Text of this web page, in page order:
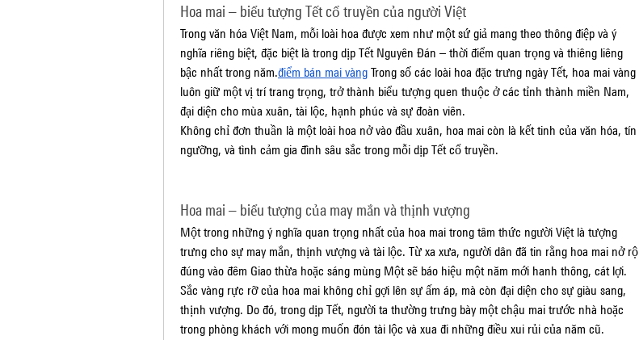
Hoa mai – biểu tượng Tết cổ truyền của người Việt
Trong văn hóa Việt Nam, mỗi loài hoa được xem như một sứ giả mang theo thông điệp và ý
nghĩa riêng biệt, đặc biệt là trong dịp Tết Nguyên Đán – thời điểm quan trọng và thiêng liêng
bậc nhất trong năm.điểm bán mai vàng Trong số các loài hoa đặc trưng ngày Tết, hoa mai vàng
luôn giữ một vị trí trang trọng, trở thành biểu tượng quen thuộc ở các tỉnh thành miền Nam,
đại diện cho mùa xuân, tài lộc, hạnh phúc và sự đoàn viên.
Không chỉ đơn thuần là một loài hoa nở vào đầu xuân, hoa mai còn là kết tinh của văn hóa, tín
ngưỡng, và tình cảm gia đình sâu sắc trong mỗi dịp Tết cổ truyền.
Hoa mai – biểu tượng của may mắn và thịnh vượng
Một trong những ý nghĩa quan trọng nhất của hoa mai trong tâm thức người Việt là tượng
trưng cho sự may mắn, thịnh vượng và tài lộc. Từ xa xưa, người dân đã tin rằng hoa mai nở rộ
đúng vào đêm Giao thừa hoặc sáng mùng Một sẽ báo hiệu một năm mới hanh thông, cát lợi.
Sắc vàng rực rỡ của hoa mai không chỉ gợi lên sự ấm áp, mà còn đại diện cho sự giàu sang,
thịnh vượng. Do đó, trong dịp Tết, người ta thường trưng bày một chậu mai trước nhà hoặc
trong phòng khách với mong muốn đón tài lộc và xua đi những điều xui rủi của năm cũ.